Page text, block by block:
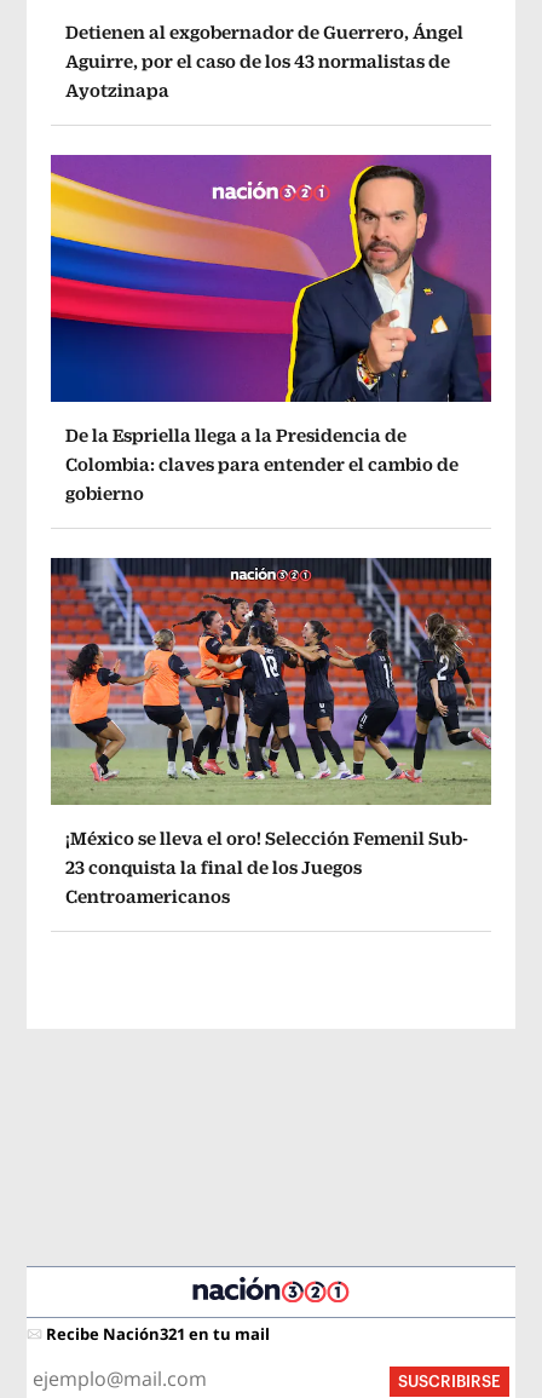
Detienen al exgobernador de Guerrero, Ángel
Aguirre, por el caso de los 43 normalistas de
Ayotzinapa
De la Espriella llega a la Presidencia de
Colombia: claves para entender el cambio de
gobierno
¡México se lleva el oro! Selección Femenil Sub-
23 conquista la final de los Juegos
Centroamericanos
Recibe Nación321 en tu mail
SUSCRIBIRSE